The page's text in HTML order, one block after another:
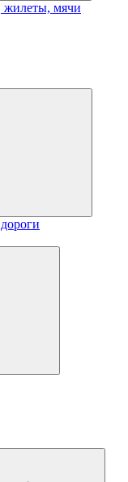
жилеты, мячи